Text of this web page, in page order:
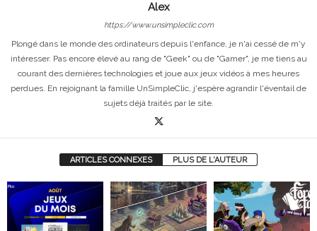
Alex
https://www.unsimpleclic.com
Plongé dans le monde des ordinateurs depuis l'enfance, je n'ai cessé de m'y
intéresser. Pas encore élevé au rang de "Geek" ou de "Gamer", je me tiens au
courant des dernières technologies et joue aux jeux vidéos à mes heures
perdues. En rejoignant la famille UnSimpleClic, j'espère agrandir l'éventail de
sujets déjà traités par le site.
ARTICLES CONNEXES PLUS DE L'AUTEUR